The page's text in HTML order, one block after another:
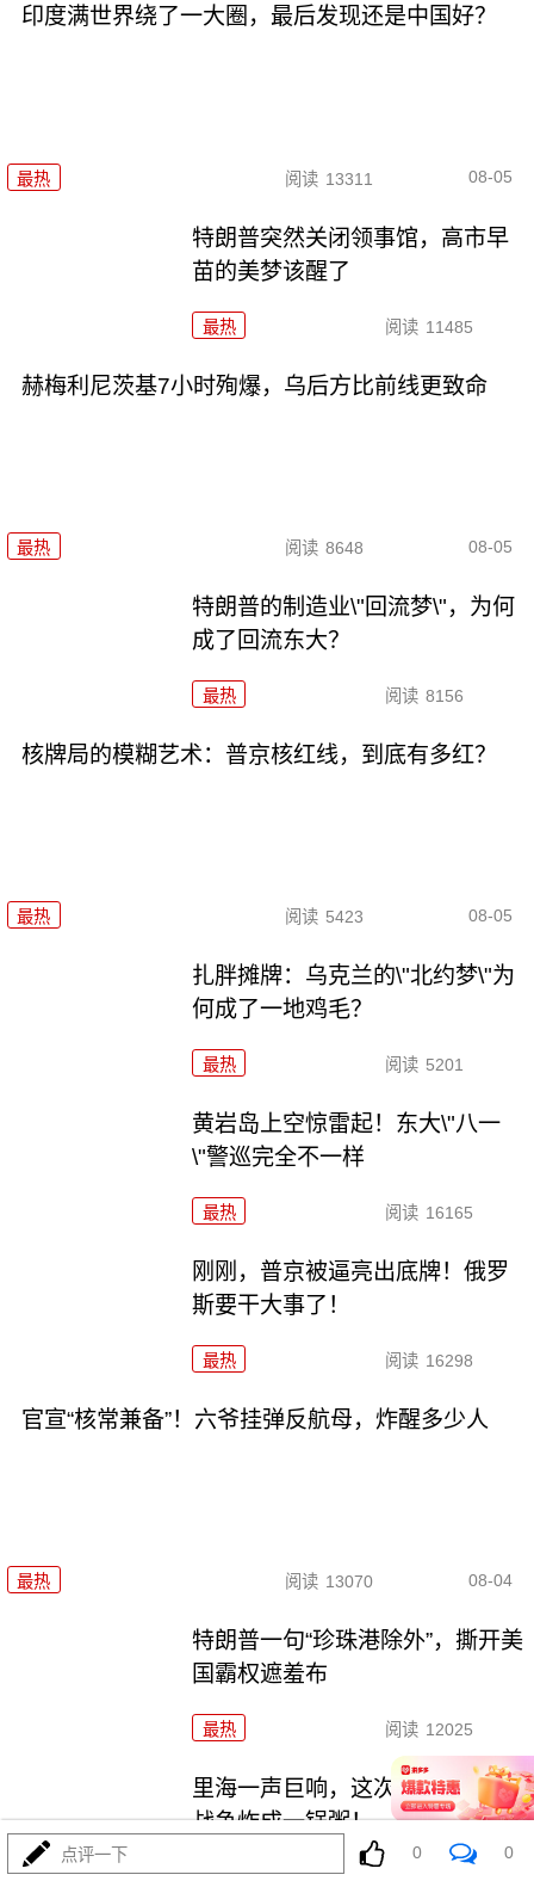
印度满世界绕了一大圈，最后发现还是中国好？
最热 阅读 13311 08-05
特朗普突然关闭领事馆，高市早
苗的美梦该醒了
最热 阅读 11485
赫梅利尼茨基7小时殉爆，乌后方比前线更致命
最热 阅读 8648 08-05
特朗普的制造业\"回流梦\"，为何
成了回流东大？
最热 阅读 8156
核牌局的模糊艺术：普京核红线，到底有多红？
最热 阅读 5423 08-05
扎胖摊牌：乌克兰的\"北约梦\"为
何成了一地鸡毛？
最热 阅读 5201
黄岩岛上空惊雷起！东大\"八一
\"警巡完全不一样
最热 阅读 16165
刚刚，普京被逼亮出底牌！俄罗
斯要干大事了！
最热 阅读 16298
官宣“核常兼备”！六爷挂弹反航母，炸醒多少人
最热 阅读 13070 08-04
特朗普一句“珍珠港除外”，撕开美
国霸权遮羞布
最热 阅读 12025
里海一声巨响，这次差点把两场
战争炸成一锅粥！
最热
点评一下 0 0